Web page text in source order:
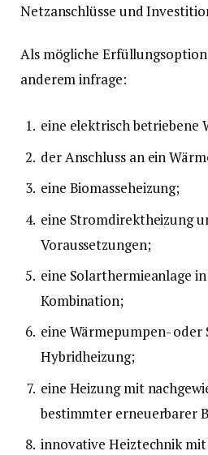
Netzanschlüsse und
Als mögliche
anderem infrage:
eine elektrisch betriebene
der Anschluss an ein
eine Biomasseheizung;
eine Stromdirektheizung
Voraussetzungen;
eine Solarthermieanlage
Kombination;
eine Wärmepumpen-
Hybridheizung;
eine Heizung mit
bestimmter erneuerbarer
innovative Heiztechnik